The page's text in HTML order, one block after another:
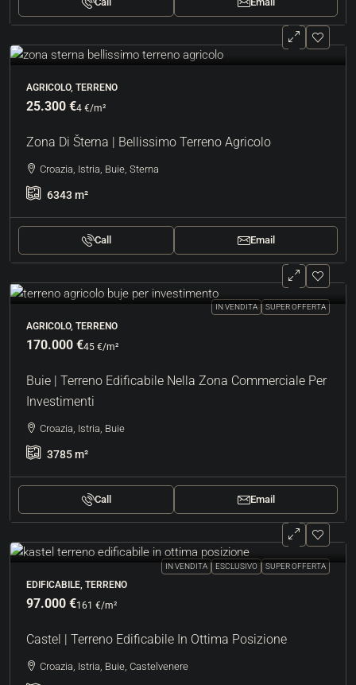
AGRICOLO, TERRENO
25.300 €4 €/m²
Zona Di Šterna | Bellissimo Terreno Agricolo
Croazia, Istria, Buie, Sterna
6343m²
Call Email
IN VENDITA SUPER OFFERTA
AGRICOLO, TERRENO
170.000 €45 €/m²
Buie | Terreno Edificabile Nella Zona Commerciale Per
Investimenti
Croazia, Istria, Buie
3785m²
Call Email
IN VENDITA ESCLUSIVO SUPER OFFERTA
EDIFICABILE, TERRENO
97.000 €161 €/m²
Castel | Terreno Edificabile In Ottima Posizione
Croazia, Istria, Buie, Castelvenere